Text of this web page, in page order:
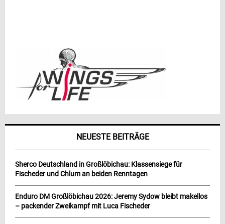
NEUESTE BEITRÄGE
Sherco Deutschland in Großlöbichau: Klassensiege für
Fischeder und Chlum an beiden Renntagen
Enduro DM Großlöbichau 2026: Jeremy Sydow bleibt makellos
– packender Zweikampf mit Luca Fischeder